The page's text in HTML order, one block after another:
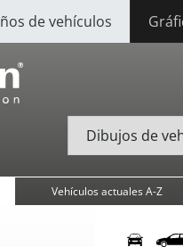
de vehículos
Vehículos actuales A-Z